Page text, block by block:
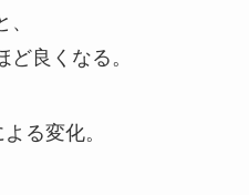
良くなる。
る変化。